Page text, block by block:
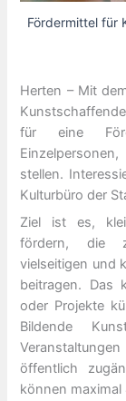
Fördermittel für
Herten – Mit
für eine
stellen.
Kulturbüro der
Ziel ist es,
fördern, die
vielseitigen und
beitragen. Das
oder Projekte
Bildende
öffentlich
können